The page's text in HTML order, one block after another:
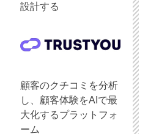
設計する
顧客のクチコミを分析
し、顧客体験をAIで最
大化するプラットフォ
ーム